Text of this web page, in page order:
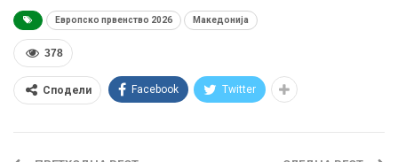
Европско првенство 2026 Македонија
378
Сподели Facebook Twitter